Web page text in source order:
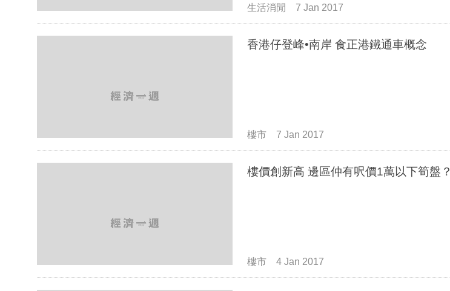
生活消閒 7 Jan 2017
香港仔登峰•南岸 食正港鐵通車概念
樓市 7 Jan 2017
樓價創新高 邊區仲有呎價1萬以下筍盤？
樓市 4 Jan 2017